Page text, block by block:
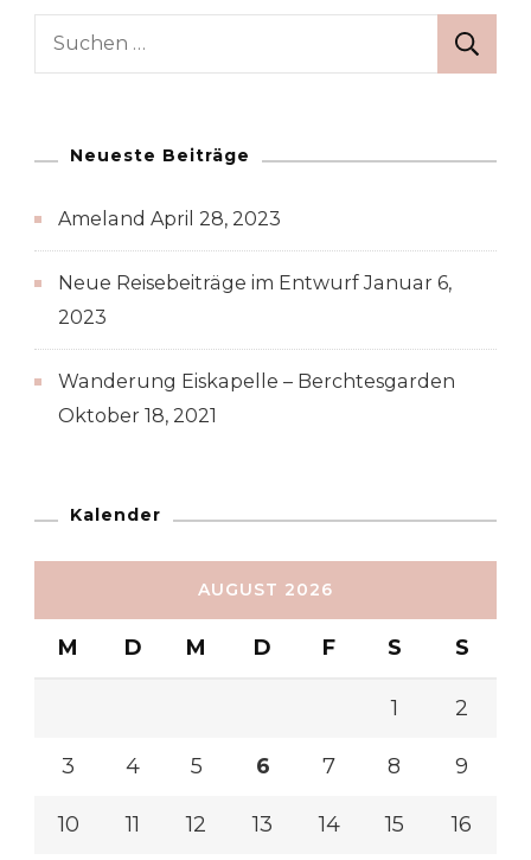
Suche
Neueste Beiträge
Ameland April 28, 2023
Neue Reisebeiträge im Entwurf Januar 6,
2023
Wanderung Eiskapelle – Berchtesgarden
Oktober 18, 2021
Kalender
AUGUST 2026
M D M D F S S
1 2
3 4 5 6 7 8 9
10 11 12 13 14 15 16